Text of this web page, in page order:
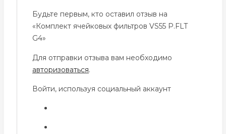
Будьте первым, кто оставил отзыв на
«Комплект ячейковых фильтров VS55 P.FLT
G4»
Для отправки отзыва вам необходимо
авторизоваться.
Войти, используя социальный аккаунт